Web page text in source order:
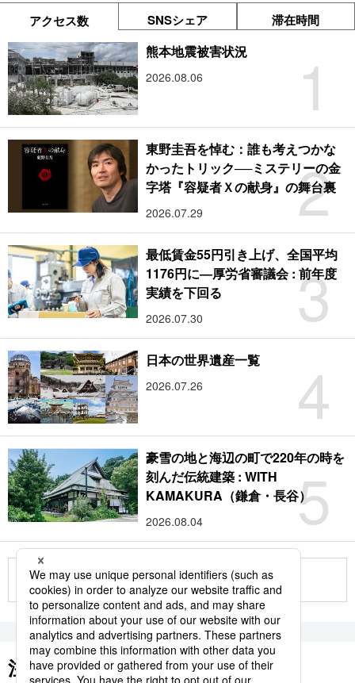
アクセス数 SNSシェア 滞在時間
1
熊本地震被害状況
2026.08.06
2
東野圭吾を悼む：誰も考えつかな
かったトリック──ミステリーの金
字塔『容疑者Ｘの献身』の舞台裏
2026.07.29
3
最低賃金55円引き上げ、全国平均
1176円に―厚労省審議会 : 前年度
実績を下回る
2026.07.30
4
日本の世界遺産一覧
2026.07.26
5
豪雪の地と海辺の町で220年の時を
刻んだ伝統建築 : WITH
KAMAKURA（鎌倉・長谷）
2026.08.04
もっと見る
注目のキーワード